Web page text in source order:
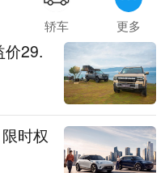
轿车 更多
价29.
时权